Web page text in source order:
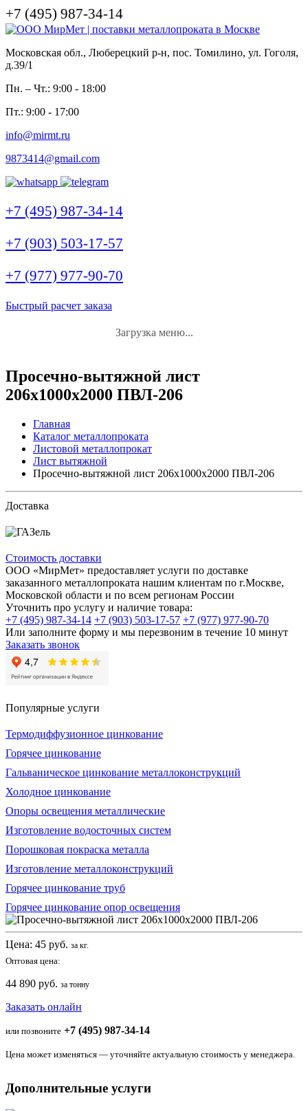
+7 (495) 987-34-14
Московская обл., Люберецкий р-н, пос. Томилино, ул. Гоголя,
д.39/1
Пн. – Чт.: 9:00 - 18:00
Пт.: 9:00 - 17:00
info@mirmt.ru
9873414@gmail.com
+7 (495) 987-34-14
+7 (903) 503-17-57
+7 (977) 977-90-70
Быстрый расчет заказа
Загрузка меню...
Просечно-вытяжной лист
206х1000х2000 ПВЛ-206
Главная
Каталог металлопроката
Листовой металлопрокат
Лист вытяжной
Просечно-вытяжной лист 206х1000х2000 ПВЛ-206
Доставка
Стоимость доставки
ООО «МирМет» предоставляет услуги по доставке
заказанного металлопроката нашим клиентам по г.Москве,
Московской области и по всем регионам России
Уточнить про услугу и наличие товара:
+7 (495) 987-34-14 +7 (903) 503-17-57 +7 (977) 977-90-70
Или заполните форму и мы перезвоним в течение 10 минут
Заказать звонок
Популярные услуги
Термодиффузионное цинкование
Горячее цинкование
Гальваническое цинкование металлоконструкций
Холодное цинкование
Опоры освещения металлические
Изготовление водосточных систем
Порошковая покраска металла
Изготовление металлоконструкций
Горячее цинкование труб
Горячее цинкование опор освещения
Цена: 45 руб. за кг.
Оптовая цена:
44 890 руб. за тонну
Заказать онлайн
или позвоните +7 (495) 987-34-14
Цена может изменяться — уточняйте актуальную стоимость у менеджера.
Дополнительные услуги